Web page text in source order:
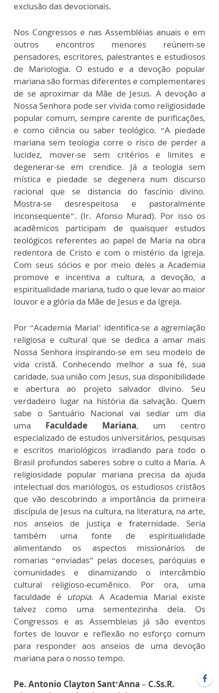
exclusão das devocionais.
Nos Congressos e nas Assembléias anuais e em
outros encontros menores reúnem-se
pensadores, escritores, palestrantes e estudiosos
de Mariologia. O estudo e a devoção popular
mariana são formas diferentes e complementares
de se aproximar da Mãe de Jesus. A devoção a
Nossa Senhora pode ser vivida como religiosidade
popular comum, sempre carente de purificações,
e como ciência ou saber teológico. “A piedade
mariana sem teologia corre o risco de perder a
lucidez, mover-se sem critérios e limites e
degenerar-se em crendice. Já a teologia sem
mística e piedade se degenera num discurso
racional que se distancia do fascínio divino.
Mostra-se desrespeitosa e pastoralmente
inconseqüente”. (Ir. Afonso Murad). Por isso os
acadêmicos participam de quaisquer estudos
teológicos referentes ao papel de Maria na obra
redentora de Cristo e com o mistério da Igreja.
Com seus sócios e por meio deles a Academia
promove e incentiva a cultura, a devoção, a
espiritualidade mariana, tudo o que levar ao maior
louvor e a glória da Mãe de Jesus e da Igreja.
Por “Academia Marial’ identifica-se a agremiação
religiosa e cultural que se dedica a amar mais
Nossa Senhora inspirando-se em seu modelo de
vida cristã. Conhecendo melhor a sua fé, sua
caridade, sua união com Jesus, sua disponibilidade
e abertura ao projeto salvador divino. Seu
verdadeiro lugar na história da salvação. Quem
sabe o Santuário Nacional vai sediar um dia
uma
Faculdade Mariana, um centro
especializado de estudos universitários, pesquisas
e escritos mariológicos irradiando para todo o
Brasil profundos saberes sobre o culto a Maria. A
religiosidade popular mariana precisa da ajuda
intelectual dos mariólogos, os estudiosos cristãos
que vão descobrindo a importância da primeira
discípula de Jesus na cultura, na literatura, na arte,
nos anseios de justiça e fraternidade. Seria
também uma fonte de espiritualidade
alimentando os aspectos missionários de
romarias “enviadas” pelas doceses, paróquias e
comunidades e dinamizando o intercâmbio
cultural religioso-ecumênico. Por ora, uma
faculdade é
utopia. A Academia Marial existe
talvez como uma sementezinha dela. Os
Congressos e as Assembleias já são eventos
fortes de louvor e reflexão no esforço comum
para responder aos anseios de uma devoção
mariana para o nosso tempo.
Pe. Antonio Clayton Sant’Anna – C.Ss.R.